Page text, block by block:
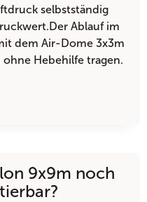
selbstständig
Ablauf im
dem Air-Dome 3x3m
ohne Hebehilfe tragen.
9x9m noch